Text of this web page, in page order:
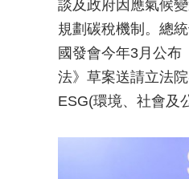
談及政府因應氣候
規劃碳稅機制。總
國發會今年3月公
法》草案送請立法
ESG(環境、社會及